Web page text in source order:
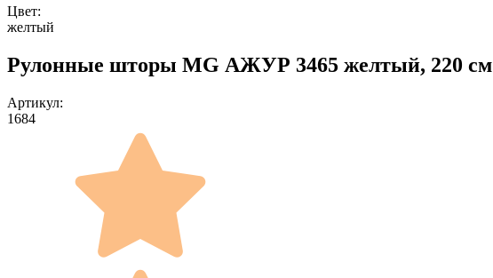
Цвет:
желтый
Рулонные шторы MG АЖУР 3465 желтый, 220 см
Артикул:
1684